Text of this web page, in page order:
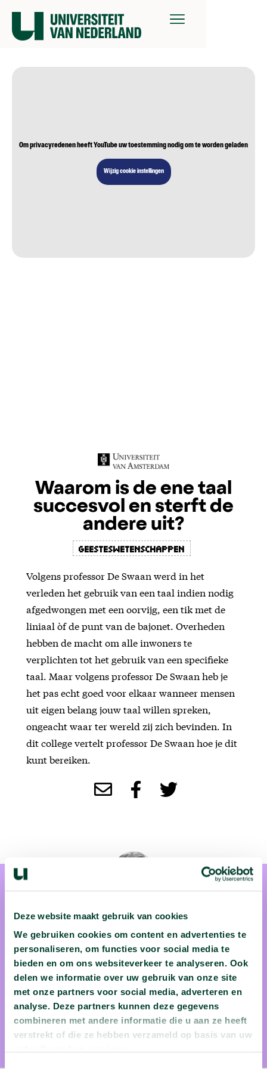
Deze website maakt gebruik van cookies
We gebruiken cookies om content en advertenties te
personaliseren, om functies voor social media te
bieden en om ons websiteverkeer te analyseren. Ook
delen we informatie over uw gebruik van onze site
met onze partners voor social media, adverteren en
analyse. Deze partners kunnen deze gegevens
combineren met andere informatie die u aan ze heeft
verstrekt of die ze hebben verzameld op basis van uw
Om privacyredenen heeft YouTube uw toestemming nodig om te worden geladen
Wijzig cookie instellingen
Waarom is de ene taal
succesvol en sterft de
andere uit?
Geesteswetenschappen
Volgens professor De Swaan werd in het
verleden het gebruik van een taal indien nodig
afgedwongen met een oorvijg, een tik met de
liniaal òf de punt van de bajonet. Overheden
hebben de macht om alle inwoners te
verplichten tot het gebruik van een specifieke
taal. Maar volgens professor De Swaan heb je
het pas echt goed voor elkaar wanneer mensen
uit eigen belang jouw taal willen spreken,
ongeacht waar ter wereld zij zich bevinden. In
dit college vertelt professor De Swaan hoe je dit
kunt bereiken.
prof. dr. Abram de Swaan
Abram de Swaan is universiteitshoogleraar sociale
wetenschap aan de Universiteit van Amsterdam en een
geboren verteller. Volgens ingewijden behoort hij tot de
absolute top in zijn vakgebied.